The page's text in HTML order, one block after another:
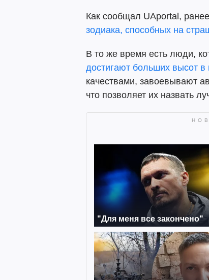
Как сообщал UAportal,
зодиака, способных на
В то же время есть люди,
достигают больших высот в
качествами, завоевывают
что позволяет их назвать